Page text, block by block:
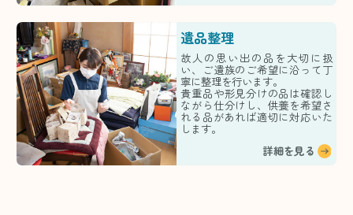
遺品整理
故人の思い出の品を大切に扱
い、ご遺族のご希望に沿って丁
寧に整理を行います。
貴重品や形見分けの品は確認し
ながら仕分けし、供養を希望さ
れる品があれば適切に対応いた
します。
詳細を見る